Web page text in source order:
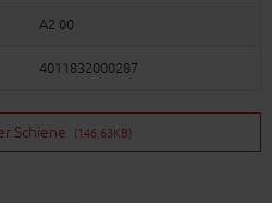
A2 00
4011832000287
Schiene (146.63KB)